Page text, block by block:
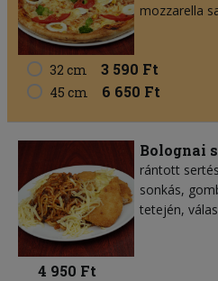
mozzarella
32 cm 3 590 Ft
45 cm 6 650 Ft
Bolognai
rántott
sonkás,
tetején,
4 950 Ft